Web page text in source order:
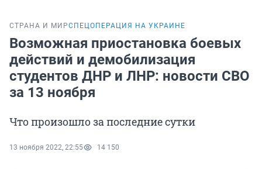
СТРАНА И МИРСПЕЦОПЕРАЦИЯ НА УКРАИНЕ
Возможная приостановка боевых
действий и демобилизация
студентов ДНР и ЛНР: новости СВО
за 13 ноября
Что произошло за последние сутки
13 ноября 2022, 22:55 14 150